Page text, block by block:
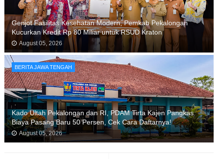
Genjot Fasilitas Kesehatan Modern, Pemkab Pekalongan
Kucurkan Kredit Rp 80 Miliar untuk RSUD Kraton
August 05, 2026
BERITA JAWA TENGAH
Kado Ultah Pekalongan dan RI, PDAM Tirta Kajen Pangkas
Biaya Pasang Baru 50 Persen, Cek Cara Daftarnya!
August 05, 2026